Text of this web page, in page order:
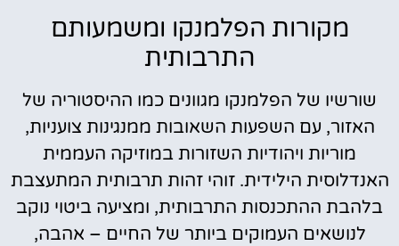
מקורות הפלמנקו ומשמעותם
התרבותית
שורשיו של הפלמנקו מגוונים כמו ההיסטוריה של
האזור, עם השפעות השאובות ממנגינות צועניות,
מוריות ויהודיות השזורות במוזיקה העממית
האנדלוסית הילידית. זוהי זהות תרבותית המתעצבת
בלהבת ההתכנסות התרבותית, ומציעה ביטוי נוקב
לנושאים העמוקים ביותר של החיים – אהבה,